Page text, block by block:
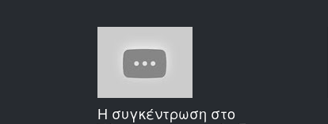
Η συγκέντρωση στο